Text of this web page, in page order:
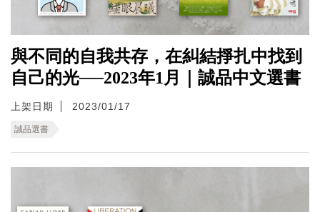
與不同的自我共存，在糾結掙扎中找到
自己的光──2023年1月｜誠品中文選書
上架日期 2023/01/17
誠品選書